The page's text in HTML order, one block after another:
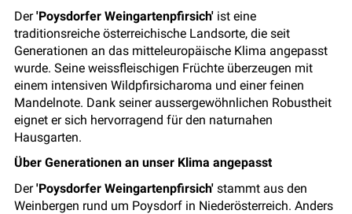
Der'Poysdorfer Weingartenpfirsich' ist eine
traditionsreiche österreichische Landsorte, die seit
Generationen an das mitteleuropäische Klima angepasst
wurde. Seine weissfleischigen Früchte überzeugen mit
einem intensiven Wildpfirsicharoma und einer feinen
Mandelnote. Dank seiner aussergewöhnlichen Robustheit
eignet er sich hervorragend für den naturnahen
Hausgarten.
Über Generationen an unser Klima angepasst
Der'Poysdorfer Weingartenpfirsich' stammt aus den
Weinbergen rund um Poysdorf in Niederösterreich. Anders